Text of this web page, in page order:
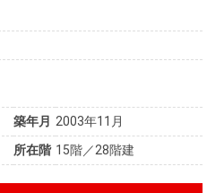
築年月 2003年11月
所在階 15階／28階建